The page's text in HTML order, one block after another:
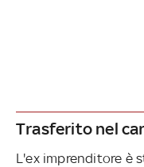
Trasferito nel
L'ex imprenditore è